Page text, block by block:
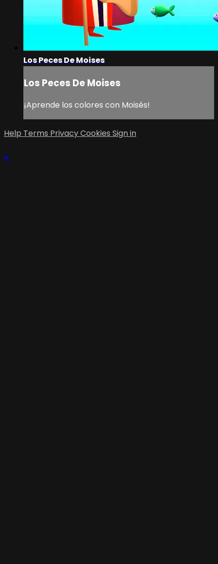
Los Peces De Moises
Los Peces De Moises
¡Aprende los colores con Moisés!
Help Terms PrivacyCookies Sign in
×